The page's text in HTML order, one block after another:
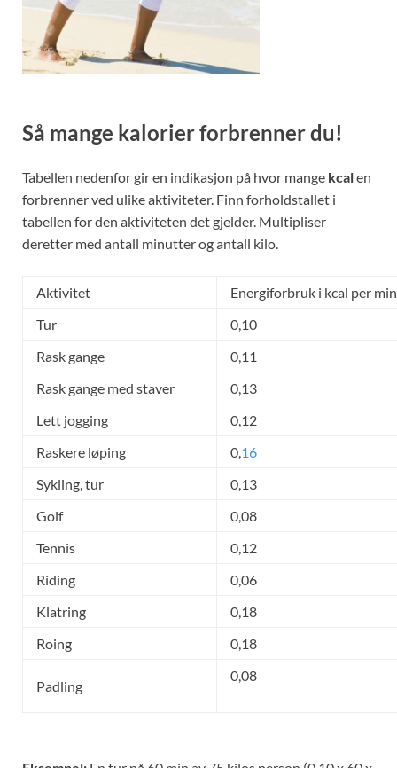
Så mange kalorier forbrenner du!
Tabellen nedenfor gir en indikasjon på hvor mange kcalen
forbrenner ved ulike aktiviteter. Finn forholdstallet i
tabellen for den aktiviteten det gjelder. Multipliser
deretter med antall minutter og antall kilo.
Aktivitet
Energiforbruk i kcal per
Tur
0,10
Rask gange
0,11
Rask gange med staver
0,13
Lett jogging
0,12
Raskere løping
0, 16
Sykling, tur
0,13
Golf
0,08
Tennis
0,12
Riding
0,06
Klatring
0,18
Roing
0,18
Padling
0,08